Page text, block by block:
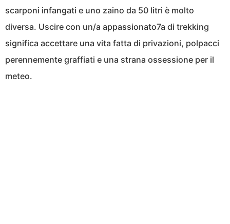
scarponi infangati e uno zaino da 50 litri è molto
diversa. Uscire con un/a appassionato7a di trekking
significa accettare una vita fatta di privazioni, polpacci
perennemente graffiati e una strana ossessione per il
meteo.